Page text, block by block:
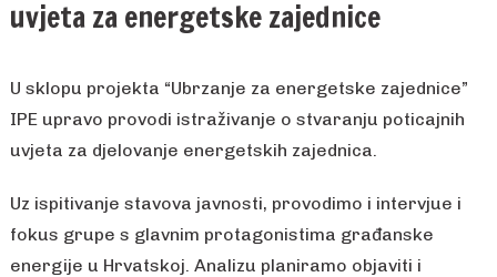
uvjeta za energetske zajednice
U sklopu projekta “Ubrzanje za energetske zajednice”
IPE upravo provodi istraživanje o stvaranju poticajnih
uvjeta za djelovanje energetskih zajednica.
Uz ispitivanje stavova javnosti, provodimo i intervjue i
fokus grupe s glavnim protagonistima građanske
energije u Hrvatskoj. Analizu planiramo objaviti i